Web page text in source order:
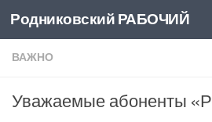
Перейти к содержимому
Родниковский РАБОЧИЙ
ВАЖНО
Уважаемые абоненты